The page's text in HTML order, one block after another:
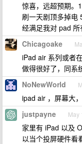
惊喜，远超预期。
刷一天剧顶多掉电
经满足我对 pad 所
Chicagoake
iPad air 系列或者
做得很好了，同系
NoNewWorld
ipad air ，屏幕大
justpayne May
家里有 iPad 以及
以当个投屏硬件看